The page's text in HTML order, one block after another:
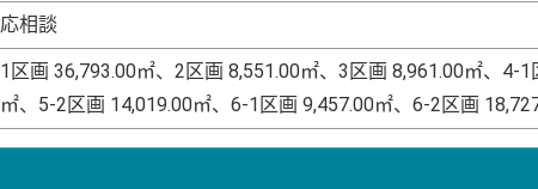
応相談
1区画 36,793.00㎡、2区画 8,551.00㎡、3区画 8,961.00㎡、4-
㎡、5-2区画 14,019.00㎡、6-1区画 9,457.00㎡、6-2区画